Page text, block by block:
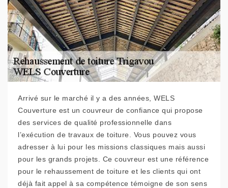
Arrivé sur le marché il y a des années, WELS
Couverture est un couvreur de confiance qui propose
des services de qualité professionnelle dans
l’exécution de travaux de toiture. Vous pouvez vous
adresser à lui pour les missions classiques mais aussi
pour les grands projets. Ce couvreur est une référence
pour le rehaussement de toiture et les clients qui ont
déjà fait appel à sa compétence témoigne de son sens